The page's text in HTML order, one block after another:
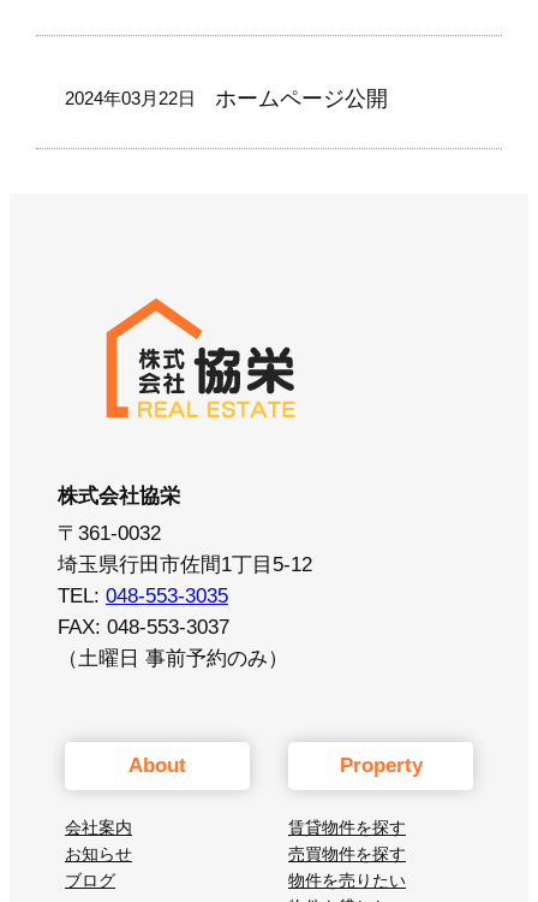
2024年03月22日 ホームページ公開
株式会社協栄
〒361-0032
埼玉県行田市佐間1丁目5-12
TEL: 048-553-3035
FAX: 048-553-3037
（土曜日 事前予約のみ）
About
会社案内
お知らせ
ブログ
Property
賃貸物件を探す
売買物件を探す
物件を売りたい